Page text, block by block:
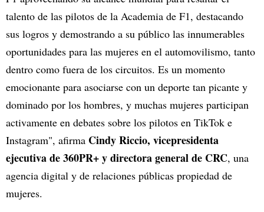
talento de las pilotos de la Academia de F1, destacando
sus logros y demostrando a su público las innumerables
oportunidades para las mujeres en el automovilismo, tanto
dentro como fuera de los circuitos. Es un momento
emocionante para asociarse con un deporte tan picante y
dominado por los hombres, y muchas mujeres participan
activamente en debates sobre los pilotos en TikTok e
Instagram", afirma Cindy Riccio, vicepresidenta
ejecutiva de 360PR+ y directora general de CRC, una
agencia digital y de relaciones públicas propiedad de
mujeres.